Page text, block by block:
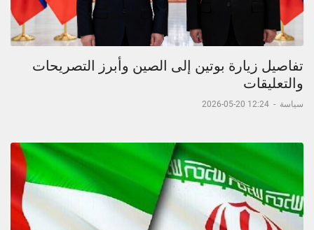
تفاصيل زيارة بوتين إلى الصين وأبرز التصريحات
والتعليقات
سياسة -
12:24 20-05-2026